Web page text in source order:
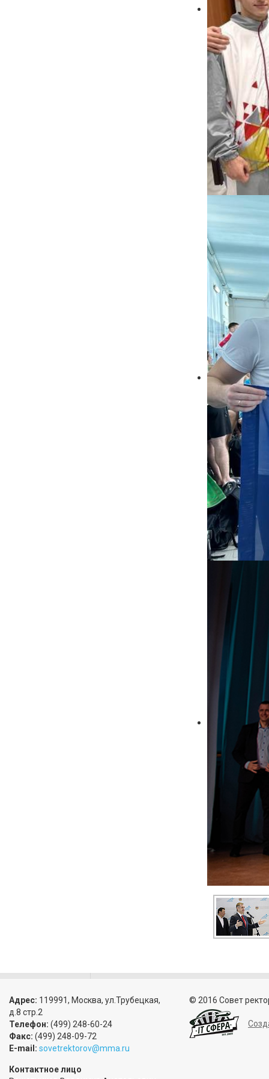
Адрес: 119991, Москва, ул.Трубецкая,
д.8 стр.2
Телефон: (499) 248-60-24
Факс: (499) 248-09-72
E-mail: sovetrektorov@mma.ru
Контактное лицо
© 2016 Совет